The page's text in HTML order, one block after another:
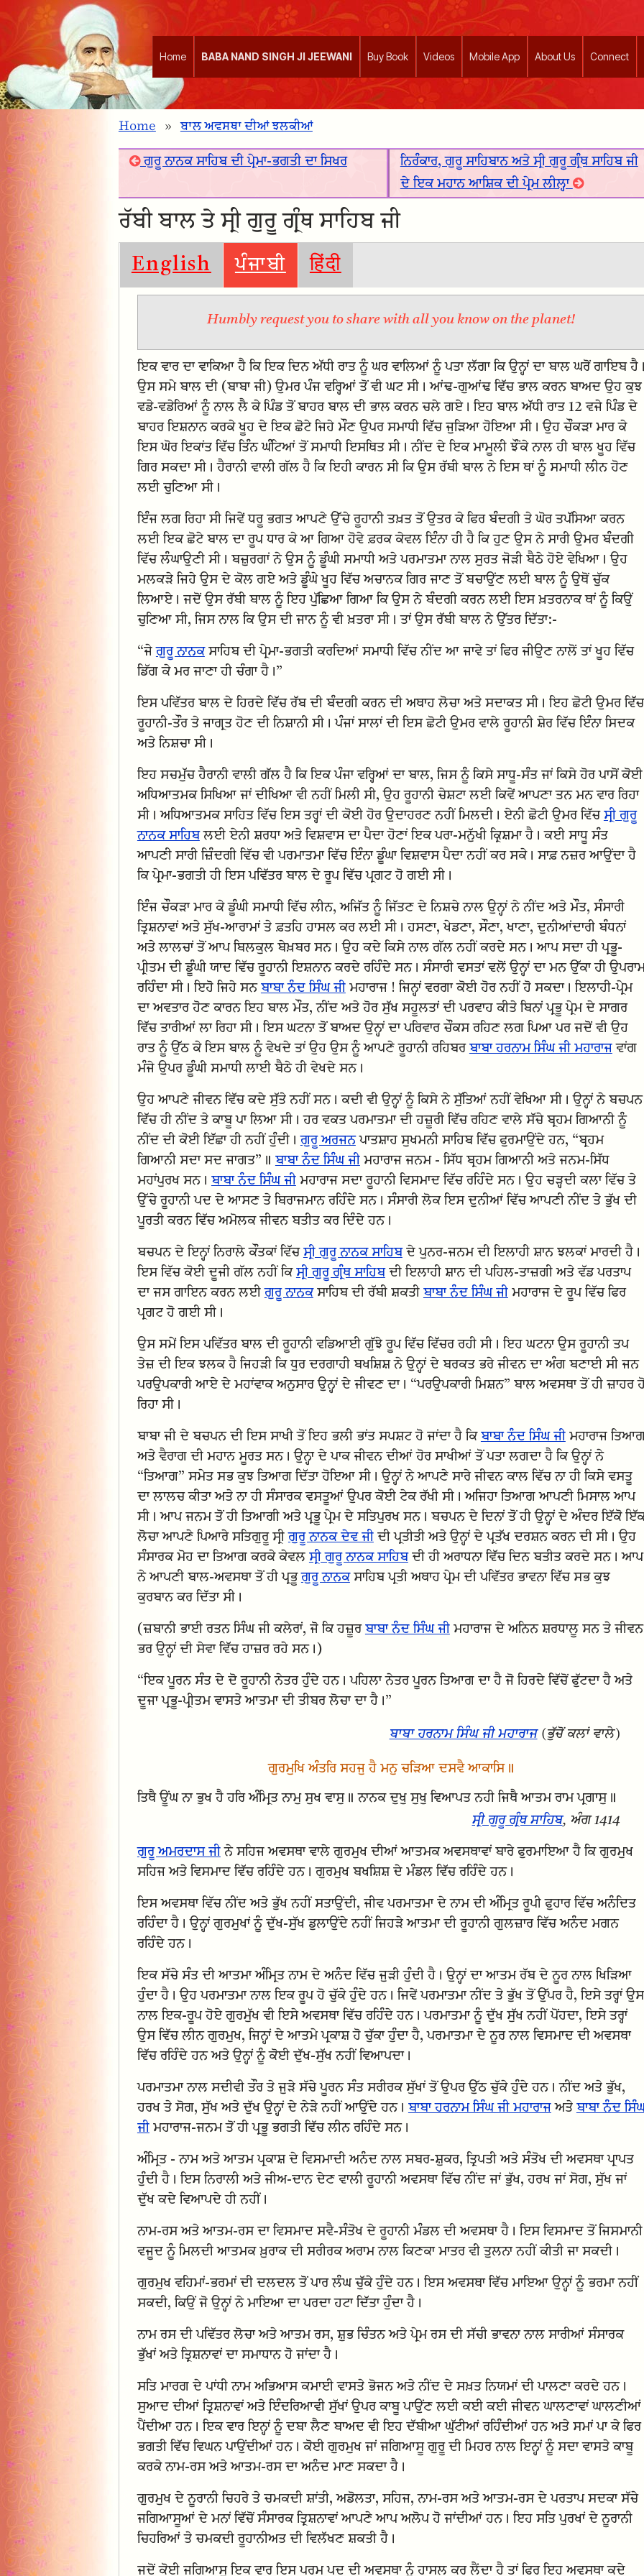
Home BABA NAND SINGH JI JEEWANI Buy Book Videos Mobile App About Us Connect
Home »ਬਾਲ ਅਵਸਥਾ ਦੀਆਂ ਝਲਕੀਆਂ
ਗੁਰੂ ਨਾਨਕ ਸਾਹਿਬ ਦੀ ਪ੍ਰੇਮਾ-ਭਗਤੀ ਦਾ ਸਿਖਰ
ਨਿਰੰਕਾਰ, ਗੁਰੂ ਸਾਹਿਬਾਨ ਅਤੇ ਸ੍ਰੀ ਗੁਰੂ ਗ੍ਰੰਥ ਸਾਹਿਬ ਜੀ
ਦੇ ਇਕ ਮਹਾਨ ਆਸ਼ਿਕ ਦੀ ਪ੍ਰੇਮ ਲੀਲ੍ਹਾ
ਰੱਬੀ ਬਾਲ ਤੇ ਸ੍ਰੀ ਗੁਰੂ ਗ੍ਰੰਥ ਸਾਹਿਬ ਜੀ
English ਪੰਜਾਬੀ हिंदी
Humbly request you to share with all you know on the planet!
ਇਕ ਵਾਰ ਦਾ ਵਾਕਿਆ ਹੈ ਕਿ ਇਕ ਦਿਨ ਅੱਧੀ ਰਾਤ ਨੂੰ ਘਰ ਵਾਲਿਆਂ ਨੂੰ ਪਤਾ ਲੱਗਾ ਕਿ ਉਨ੍ਹਾਂ ਦਾ ਬਾਲ ਘਰੋਂ ਗਾਇਬ
ਉਸ ਸਮੇ ਬਾਲ ਦੀ (ਬਾਬਾ ਜੀ) ਉਮਰ ਪੰਜ ਵਰ੍ਹਿਆਂ ਤੋਂ ਵੀ ਘਟ ਸੀ। ਆਂਢ-ਗੁਆਂਢ ਵਿੱਚ ਭਾਲ ਕਰਨ ਬਾਅਦ ਉਹ ਕੁਝ
ਵਡੇ-ਵਡੇਰਿਆਂ ਨੂੰ ਨਾਲ ਲੈ ਕੇ ਪਿੰਡ ਤੋਂ ਬਾਹਰ ਬਾਲ ਦੀ ਭਾਲ ਕਰਨ ਚਲੇ ਗਏ। ਇਹ ਬਾਲ ਅੱਧੀ ਰਾਤ 12 ਵਜੇ ਪਿੰਡ ਦੇ
ਬਾਹਰ ਇਸ਼ਨਾਨ ਕਰਕੇ ਖੂਹ ਦੇ ਇਕ ਛੋਟੇ ਜਿਹੇ ਮੌਣ ਉਪਰ ਸਮਾਧੀ ਵਿੱਚ ਜੁੜਿਆ ਹੋਇਆ ਸੀ। ਉਹ ਚੌਕੜਾ ਮਾਰ ਕੇ
ਇਸ ਘੋਰ ਇਕਾਂਤ ਵਿੱਚ ਤਿੰਨ ਘੰਟਿਆਂ ਤੋਂ ਸਮਾਧੀ ਇਸਥਿਤ ਸੀ। ਨੀਂਦ ਦੇ ਇਕ ਮਾਮੂਲੀ ਝੌਂਕੇ ਨਾਲ ਹੀ ਬਾਲ ਖੂਹ ਵਿੱਚ
ਗਿਰ ਸਕਦਾ ਸੀ। ਹੈਰਾਨੀ ਵਾਲੀ ਗੱਲ ਹੈ ਕਿ ਇਹੀ ਕਾਰਨ ਸੀ ਕਿ ਉਸ ਰੱਬੀ ਬਾਲ ਨੇ ਇਸ ਥਾਂ ਨੂੰ ਸਮਾਧੀ ਲੀਨ ਹੋਣ
ਲਈ ਚੁਣਿਆ ਸੀ।
ਇੰਜ ਲਗ ਰਿਹਾ ਸੀ ਜਿਵੇਂ ਧਰੂ ਭਗਤ ਆਪਣੇ ਉੱਚੇ ਰੂਹਾਨੀ ਤਖ਼ਤ ਤੋਂ ਉਤਰ ਕੇ ਫਿਰ ਬੰਦਗੀ ਤੇ ਘੋਰ ਤਪੱਸਿਆ ਕਰਨ
ਲਈ ਇਕ ਛੋਟੇ ਬਾਲ ਦਾ ਰੂਪ ਧਾਰ ਕੇ ਆ ਗਿਆ ਹੋਵੇ ਫ਼ਰਕ ਕੇਵਲ ਇੰਨਾ ਹੀ ਹੈ ਕਿ ਹੁਣ ਉਸ ਨੇ ਸਾਰੀ ਉਮਰ ਬੰਦਗੀ
ਵਿੱਚ ਲੰਘਾਉਣੀ ਸੀ। ਬਜ਼ੁਰਗਾਂ ਨੇ ਉਸ ਨੂੰ ਡੂੰਘੀ ਸਮਾਧੀ ਅਤੇ ਪਰਮਾਤਮਾ ਨਾਲ ਸੁਰਤ ਜੋੜੀ ਬੈਠੇ ਹੋਏ ਵੇਖਿਆ। ਉਹ
ਮਲਕੜੇ ਜਿਹੇ ਉਸ ਦੇ ਕੋਲ ਗਏ ਅਤੇ ਡੂੰਘੇ ਖੂਹ ਵਿੱਚ ਅਚਾਨਕ ਗਿਰ ਜਾਣ ਤੋਂ ਬਚਾਉਂਣ ਲਈ ਬਾਲ ਨੂੰ ਉਥੋਂ ਚੁੱਕ
ਲਿਆਏ। ਜਦੋਂ ਉਸ ਰੱਬੀ ਬਾਲ ਨੂੰ ਇਹ ਪੁੱਛਿਆ ਗਿਆ ਕਿ ਉਸ ਨੇ ਬੰਦਗੀ ਕਰਨ ਲਈ ਇਸ ਖ਼ਤਰਨਾਕ ਥਾਂ ਨੂੰ ਕਿਉਂ
ਚੁਣਿਆ ਸੀ, ਜਿਸ ਨਾਲ ਕਿ ਉਸ ਦੀ ਜਾਨ ਨੂੰ ਵੀ ਖ਼ਤਰਾ ਸੀ। ਤਾਂ ਉਸ ਰੱਬੀ ਬਾਲ ਨੇ ਉੱਤਰ ਦਿੱਤਾ:-
“ਜੇਗੁਰੂ ਨਾਨਕਸਾਹਿਬ ਦੀ ਪ੍ਰੇਮਾ-ਭਗਤੀ ਕਰਦਿਆਂ ਸਮਾਧੀ ਵਿੱਚ ਨੀਂਦ ਆ ਜਾਵੇ ਤਾਂ ਫਿਰ ਜੀਉਣ ਨਾਲੋਂ ਤਾਂ ਖੂਹ ਵਿੱਚ
ਡਿੱਗ ਕੇ ਮਰ ਜਾਣਾ ਹੀ ਚੰਗਾ ਹੈ।”
ਇਸ ਪਵਿੱਤਰ ਬਾਲ ਦੇ ਹਿਰਦੇ ਵਿੱਚ ਰੱਬ ਦੀ ਬੰਦਗੀ ਕਰਨ ਦੀ ਅਥਾਹ ਲੋਚਾ ਅਤੇ ਸਦਾਕਤ ਸੀ। ਇਹ ਛੋਟੀ ਉਮਰ ਵਿੱਚ
ਰੂਹਾਨੀ-ਤੌਰ ਤੇ ਜਾਗ੍ਰਤ ਹੋਣ ਦੀ ਨਿਸ਼ਾਨੀ ਸੀ। ਪੰਜਾਂ ਸਾਲਾਂ ਦੀ ਇਸ ਛੋਟੀ ਉਮਰ ਵਾਲੇ ਰੂਹਾਨੀ ਸ਼ੇਰ ਵਿੱਚ ਇੰਨਾ ਸਿਦਕ
ਅਤੇ ਨਿਸ਼ਚਾ ਸੀ।
ਇਹ ਸਚਮੁੱਚ ਹੈਰਾਨੀ ਵਾਲੀ ਗੱਲ ਹੈ ਕਿ ਇਕ ਪੰਜਾ ਵਰ੍ਹਿਆਂ ਦਾ ਬਾਲ, ਜਿਸ ਨੂੰ ਕਿਸੇ ਸਾਧੂ-ਸੰਤ ਜਾਂ ਕਿਸੇ ਹੋਰ ਪਾਸੋਂ ਕੋਈ
ਅਧਿਆਤਮਕ ਸਿਖਿਆ ਜਾਂ ਦੀਖਿਆ ਵੀ ਨਹੀਂ ਮਿਲੀ ਸੀ, ਉਹ ਰੂਹਾਨੀ ਚੇਸ਼ਟਾ ਲਈ ਕਿਵੇਂ ਆਪਣਾ ਤਨ ਮਨ ਵਾਰ ਰਿਹਾ
ਸੀ। ਅਧਿਆਤਮਕ ਸਾਹਿਤ ਵਿੱਚ ਇਸ ਤਰ੍ਹਾਂ ਦੀ ਕੋਈ ਹੋਰ ਉਦਾਹਰਣ ਨਹੀਂ ਮਿਲਦੀ। ਏਨੀ ਛੋਟੀ ਉਮਰ ਵਿੱਚ ਸ੍ਰੀ ਗੁਰੂ
ਨਾਨਕ ਸਾਹਿਬਲਈ ਏਨੀ ਸ਼ਰਧਾ ਅਤੇ ਵਿਸ਼ਵਾਸ ਦਾ ਪੈਦਾ ਹੋਣਾਂ ਇਕ ਪਰਾ-ਮਨੁੱਖੀ ਕ੍ਰਿਸ਼ਮਾ ਹੈ। ਕਈ ਸਾਧੂ ਸੰਤ
ਆਪਣੀ ਸਾਰੀ ਜ਼ਿੰਦਗੀ ਵਿੱਚ ਵੀ ਪਰਮਾਤਮਾ ਵਿੱਚ ਇੰਨਾ ਡੂੰਘਾ ਵਿਸ਼ਵਾਸ ਪੈਦਾ ਨਹੀਂ ਕਰ ਸਕੇ। ਸਾਫ਼ ਨਜ਼ਰ ਆਉਂਦਾ ਹੈ
ਕਿ ਪ੍ਰੇਮਾ-ਭਗਤੀ ਹੀ ਇਸ ਪਵਿੱਤਰ ਬਾਲ ਦੇ ਰੂਪ ਵਿੱਚ ਪ੍ਰਗਟ ਹੋ ਗਈ ਸੀ।
ਇੰਜ ਚੌਕੜਾ ਮਾਰ ਕੇ ਡੂੰਘੀ ਸਮਾਧੀ ਵਿੱਚ ਲੀਨ, ਅਜਿੱਤ ਨੂੰ ਜਿੱਤਣ ਦੇ ਨਿਸ਼ਚੇ ਨਾਲ ਉਨ੍ਹਾਂ ਨੇ ਨੀਂਦ ਅਤੇ ਮੌਤ, ਸੰਸਾਰੀ
ਤ੍ਰਿਸ਼ਨਾਵਾਂ ਅਤੇ ਸੁੱਖ-ਆਰਾਮਾਂ ਤੇ ਫ਼ਤਹਿ ਹਾਸਲ ਕਰ ਲਈ ਸੀ। ਹਸਣਾ, ਖੇਡਣਾ, ਸੌਣਾ, ਖਾਣਾ, ਦੁਨੀਆਂਦਾਰੀ ਬੰਧਨਾਂ
ਅਤੇ ਲਾਲਚਾਂ ਤੋਂ ਆਪ ਬਿਲਕੁਲ ਬੇਖ਼ਬਰ ਸਨ। ਉਹ ਕਦੇ ਕਿਸੇ ਨਾਲ ਗੱਲ ਨਹੀਂ ਕਰਦੇ ਸਨ। ਆਪ ਸਦਾ ਹੀ ਪ੍ਰਭੂ-
ਪ੍ਰੀਤਮ ਦੀ ਡੂੰਘੀ ਯਾਦ ਵਿੱਚ ਰੂਹਾਨੀ ਇਸ਼ਨਾਨ ਕਰਦੇ ਰਹਿੰਦੇ ਸਨ। ਸੰਸਾਰੀ ਵਸਤਾਂ ਵਲੋਂ ਉਨ੍ਹਾਂ ਦਾ ਮਨ ਉੱਕਾ ਹੀ
ਰਹਿੰਦਾ ਸੀ। ਇਹੋ ਜਿਹੇ ਸਨ ਬਾਬਾ ਨੰਦ ਸਿੰਘ ਜੀਮਹਾਰਾਜ ! ਜਿਨ੍ਹਾਂ ਵਰਗਾ ਕੋਈ ਹੋਰ ਨਹੀਂ ਹੋ ਸਕਦਾ। ਇਲਾਹੀ-ਪ੍ਰੇਮ
ਦਾ ਅਵਤਾਰ ਹੋਣ ਕਾਰਨ ਇਹ ਬਾਲ ਮੌਤ, ਨੀਂਦ ਅਤੇ ਹੋਰ ਸੁੱਖ ਸਹੂਲਤਾਂ ਦੀ ਪਰਵਾਹ ਕੀਤੇ ਬਿਨਾਂ ਪ੍ਰਭੂ ਪ੍ਰੇਮ ਦੇ ਸਾਗਰ
ਵਿੱਚ ਤਾਰੀਆਂ ਲਾ ਰਿਹਾ ਸੀ। ਇਸ ਘਟਨਾ ਤੋਂ ਬਾਅਦ ਉਨ੍ਹਾਂ ਦਾ ਪਰਿਵਾਰ ਚੌਕਸ ਰਹਿਣ ਲਗ ਪਿਆ ਪਰ ਜਦੋਂ ਵੀ ਉਹ
ਰਾਤ ਨੂੰ ਉੱਠ ਕੇ ਇਸ ਬਾਲ ਨੂੰ ਵੇਖਦੇ ਤਾਂ ਉਹ ਉਸ ਨੂੰ ਆਪਣੇ ਰੂਹਾਨੀ ਰਹਿਬਰ ਬਾਬਾ ਹਰਨਾਮ ਸਿੰਘ ਜੀ ਮਹਾਰਾਜਵਾਂਗ
ਮੰਜੇ ਉਪਰ ਡੂੰਘੀ ਸਮਾਧੀ ਲਾਈ ਬੈਠੇ ਹੀ ਵੇਖਦੇ ਸਨ।
ਉਹ ਆਪਣੇ ਜੀਵਨ ਵਿੱਚ ਕਦੇ ਸੁੱਤੇ ਨਹੀਂ ਸਨ। ਕਦੀ ਵੀ ਉਨ੍ਹਾਂ ਨੂੰ ਕਿਸੇ ਨੇ ਸੁੱਤਿਆਂ ਨਹੀਂ ਵੇਖਿਆ ਸੀ। ਉਨ੍ਹਾਂ ਨੇ ਬਚਪਨ
ਵਿੱਚ ਹੀ ਨੀਂਦ ਤੇ ਕਾਬੂ ਪਾ ਲਿਆ ਸੀ। ਹਰ ਵਕਤ ਪਰਮਾਤਮਾ ਦੀ ਹਜ਼ੂਰੀ ਵਿੱਚ ਰਹਿਣ ਵਾਲੇ ਸੱਚੇ ਬ੍ਰਹਮ ਗਿਆਨੀ ਨੂੰ
ਨੀਂਦ ਦੀ ਕੋਈ ਇੱਛਾ ਹੀ ਨਹੀਂ ਹੁੰਦੀ।ਗੁਰੂ ਅਰਜਨਪਾਤਸ਼ਾਹ ਸੁਖਮਨੀ ਸਾਹਿਬ ਵਿੱਚ ਫੁਰਮਾਉਂਦੇ ਹਨ, “ਬ੍ਰਹਮ
ਗਿਆਨੀ ਸਦਾ ਸਦ ਜਾਗਤ”॥ ਬਾਬਾ ਨੰਦ ਸਿੰਘ ਜੀਮਹਾਰਾਜ ਜਨਮ - ਸਿੱਧ ਬ੍ਰਹਮ ਗਿਆਨੀ ਅਤੇ ਜਨਮ-ਸਿੱਧ
ਮਹਾਂਪੁਰਖ ਸਨ। ਬਾਬਾ ਨੰਦ ਸਿੰਘ ਜੀਮਹਾਰਾਜ ਸਦਾ ਰੂਹਾਨੀ ਵਿਸਮਾਦ ਵਿੱਚ ਰਹਿੰਦੇ ਸਨ। ਉਹ ਚੜ੍ਹਦੀ ਕਲਾ ਵਿੱਚ ਤੇ
ਉੱਚੇ ਰੂਹਾਨੀ ਪਦ ਦੇ ਆਸਣ ਤੇ ਬਿਰਾਜਮਾਨ ਰਹਿੰਦੇ ਸਨ। ਸੰਸਾਰੀ ਲੋਕ ਇਸ ਦੁਨੀਆਂ ਵਿੱਚ ਆਪਣੀ ਨੀਂਦ ਤੇ ਭੁੱਖ ਦੀ
ਪੂਰਤੀ ਕਰਨ ਵਿੱਚ ਅਮੋਲਕ ਜੀਵਨ ਬਤੀਤ ਕਰ ਦਿੰਦੇ ਹਨ।
ਬਚਪਨ ਦੇ ਇਨ੍ਹਾਂ ਨਿਰਾਲੇ ਕੌਤਕਾਂ ਵਿੱਚ ਸ੍ਰੀ ਗੁਰੂ ਨਾਨਕ ਸਾਹਿਬਦੇ ਪੁਨਰ-ਜਨਮ ਦੀ ਇਲਾਹੀ ਸ਼ਾਨ ਝਲਕਾਂ ਮਾਰਦੀ ਹੈ।
ਇਸ ਵਿੱਚ ਕੋਈ ਦੂਜੀ ਗੱਲ ਨਹੀਂ ਕਿ ਸ੍ਰੀ ਗੁਰੂ ਗ੍ਰੰਥ ਸਾਹਿਬਦੀ ਇਲਾਹੀ ਸ਼ਾਨ ਦੀ ਪਹਿਲ-ਤਾਜ਼ਗੀ ਅਤੇ ਵੱਡ ਪਰਤਾਪ
ਦਾ ਜਸ ਗਾਇਨ ਕਰਨ ਲਈਗੁਰੂ ਨਾਨਕਸਾਹਿਬ ਦੀ ਰੱਬੀ ਸ਼ਕਤੀ ਬਾਬਾ ਨੰਦ ਸਿੰਘ ਜੀਮਹਾਰਾਜ ਦੇ ਰੂਪ ਵਿੱਚ ਫਿਰ
ਪ੍ਰਗਟ ਹੋ ਗਈ ਸੀ।
ਉਸ ਸਮੇਂ ਇਸ ਪਵਿੱਤਰ ਬਾਲ ਦੀ ਰੂਹਾਨੀ ਵਡਿਆਈ ਗੁੱਝੇ ਰੂਪ ਵਿੱਚ ਵਿੱਚਰ ਰਹੀ ਸੀ। ਇਹ ਘਟਨਾ ਉਸ ਰੂਹਾਨੀ ਤਪ
ਤੇਜ਼ ਦੀ ਇਕ ਝਲਕ ਹੈ ਜਿਹੜੀ ਕਿ ਧੁਰ ਦਰਗਾਹੀ ਬਖਸ਼ਿਸ਼ ਨੇ ਉਨ੍ਹਾਂ ਦੇ ਬਰਕਤ ਭਰੇ ਜੀਵਨ ਦਾ ਅੰਗ ਬਣਾਈ ਸੀ ਜਨ
ਪਰਉਪਕਾਰੀ ਆਏ ਦੇ ਮਹਾਂਵਾਕ ਅਨੁਸਾਰ ਉਨ੍ਹਾਂ ਦੇ ਜੀਵਣ ਦਾ। “ਪਰਉਪਕਾਰੀ ਮਿਸ਼ਨ” ਬਾਲ ਅਵਸਥਾ ਤੋਂ ਹੀ ਜ਼ਾਹਰ
ਰਿਹਾ ਸੀ।
ਬਾਬਾ ਜੀ ਦੇ ਬਚਪਨ ਦੀ ਇਸ ਸਾਖੀ ਤੋਂ ਇਹ ਭਲੀ ਭਾਂਤ ਸਪਸ਼ਟ ਹੋ ਜਾਂਦਾ ਹੈ ਕਿ ਬਾਬਾ ਨੰਦ ਸਿੰਘ ਜੀਮਹਾਰਾਜ
ਅਤੇ ਵੈਰਾਗ ਦੀ ਮਹਾਨ ਮੂਰਤ ਸਨ। ਉਨ੍ਹਾ ਦੇ ਪਾਕ ਜੀਵਨ ਦੀਆਂ ਹੋਰ ਸਾਖੀਆਂ ਤੋਂ ਪਤਾ ਲਗਦਾ ਹੈ ਕਿ ਉਨ੍ਹਾਂ ਨੇ
“ਤਿਆਗ” ਸਮੇਤ ਸਭ ਕੁਝ ਤਿਆਗ ਦਿੱਤਾ ਹੋਇਆ ਸੀ। ਉਨ੍ਹਾਂ ਨੇ ਆਪਣੇ ਸਾਰੇ ਜੀਵਨ ਕਾਲ ਵਿੱਚ ਨਾ ਹੀ ਕਿਸੇ ਵਸਤੂ
ਦਾ ਲਾਲਚ ਕੀਤਾ ਅਤੇ ਨਾ ਹੀ ਸੰਸਾਰਕ ਵਸਤੂਆਂ ਉਪਰ ਕੋਈ ਟੇਕ ਰੱਖੀ ਸੀ। ਅਜਿਹਾ ਤਿਆਗ ਆਪਣੀ ਮਿਸਾਲ ਆਪ
ਸੀ। ਆਪ ਜਨਮ ਤੋਂ ਹੀ ਤਿਆਗੀ ਅਤੇ ਪ੍ਰਭੂ ਪ੍ਰੇਮ ਦੇ ਸਤਿਪੁਰਖ ਸਨ। ਬਚਪਨ ਦੇ ਦਿਨਾਂ ਤੋਂ ਹੀ ਉਨ੍ਹਾਂ ਦੇ ਅੰਦਰ ਇੱਕੋ
ਲੋਚਾ ਆਪਣੇ ਪਿਆਰੇ ਸਤਿਗੁਰੂ ਸ੍ਰੀਗੁਰੂ ਨਾਨਕ ਦੇਵ ਜੀਦੀ ਪ੍ਰਤੀਤੀ ਅਤੇ ਉਨ੍ਹਾਂ ਦੇ ਪ੍ਰਤੱਖ ਦਰਸ਼ਨ ਕਰਨ ਦੀ ਸੀ। ਉਹ
ਸੰਸਾਰਕ ਮੋਹ ਦਾ ਤਿਆਗ ਕਰਕੇ ਕੇਵਲ ਸ੍ਰੀ ਗੁਰੂ ਨਾਨਕ ਸਾਹਿਬਦੀ ਹੀ ਅਰਾਧਨਾ ਵਿੱਚ ਦਿਨ ਬਤੀਤ ਕਰਦੇ ਸਨ। ਆਪ
ਨੇ ਆਪਣੀ ਬਾਲ-ਅਵਸਥਾ ਤੋਂ ਹੀ ਪ੍ਰਭੂਗੁਰੂ ਨਾਨਕਸਾਹਿਬ ਪ੍ਰਤੀ ਅਥਾਹ ਪ੍ਰੇਮ ਦੀ ਪਵਿੱਤਰ ਭਾਵਨਾ ਵਿੱਚ ਸਭ ਕੁਝ
ਕੁਰਬਾਨ ਕਰ ਦਿੱਤਾ ਸੀ।
(ਜ਼ਬਾਨੀ ਭਾਈ ਰਤਨ ਸਿੰਘ ਜੀ ਕਲੇਰਾਂ, ਜੋ ਕਿ ਹਜ਼ੂਰ ਬਾਬਾ ਨੰਦ ਸਿੰਘ ਜੀਮਹਾਰਾਜ ਦੇ ਅਨਿਨ ਸ਼ਰਧਾਲੂ ਸਨ ਤੇ ਜੀਵਨ
ਭਰ ਉਨ੍ਹਾਂ ਦੀ ਸੇਵਾ ਵਿੱਚ ਹਾਜ਼ਰ ਰਹੇ ਸਨ।)
“ਇਕ ਪੂਰਨ ਸੰਤ ਦੇ ਦੋ ਰੂਹਾਨੀ ਨੇਤਰ ਹੁੰਦੇ ਹਨ। ਪਹਿਲਾ ਨੇਤਰ ਪੂਰਨ ਤਿਆਗ ਦਾ ਹੈ ਜੋ ਹਿਰਦੇ ਵਿੱਚੋਂ ਫੁੱਟਦਾ ਹੈ ਅਤੇ
ਦੂਜਾ ਪ੍ਰਭੂ-ਪ੍ਰੀਤਮ ਵਾਸਤੇ ਆਤਮਾ ਦੀ ਤੀਬਰ ਲੋਚਾ ਦਾ ਹੈ।”
ਬਾਬਾ ਹਰਨਾਮ ਸਿੰਘ ਜੀ ਮਹਾਰਾਜ(ਭੁੱਚੋਂ ਕਲਾਂ ਵਾਲੇ)
ਗੁਰਮੁਖਿ ਅੰਤਰਿ ਸਹਜੁ ਹੈ ਮਨੁ ਚੜਿਆ ਦਸਵੈ ਆਕਾਸਿ॥
ਤਿਥੈ ਊਂਘ ਨਾ ਭੁਖ ਹੈ ਹਰਿ ਅੰਮ੍ਰਿਤ ਨਾਮੁ ਸੁਖ ਵਾਸੁ॥ ਨਾਨਕ ਦੁਖੁ ਸੁਖੁ ਵਿਆਪਤ ਨਹੀ ਜਿਥੈ ਆਤਮ ਰਾਮ ਪ੍ਰਗਾਸੁ॥
ਸ੍ਰੀ ਗੁਰੂ ਗ੍ਰੰਥ ਸਾਹਿਬ, ਅੰਗ 1414
ਗੁਰੂ ਅਮਰਦਾਸ ਜੀਨੇ ਸਹਿਜ ਅਵਸਥਾ ਵਾਲੇ ਗੁਰਮੁਖ ਦੀਆਂ ਆਤਮਕ ਅਵਸਥਾਵਾਂ ਬਾਰੇ ਫੁਰਮਾਇਆ ਹੈ ਕਿ ਗੁਰਮੁਖ
ਸਹਿਜ ਅਤੇ ਵਿਸਮਾਦ ਵਿੱਚ ਰਹਿੰਦੇ ਹਨ। ਗੁਰਮੁਖ ਬਖਸ਼ਿਸ਼ ਦੇ ਮੰਡਲ ਵਿੱਚ ਰਹਿੰਦੇ ਹਨ।
ਇਸ ਅਵਸਥਾ ਵਿੱਚ ਨੀਂਦ ਅਤੇ ਭੁੱਖ ਨਹੀਂ ਸਤਾਉਂਦੀ, ਜੀਵ ਪਰਮਾਤਮਾ ਦੇ ਨਾਮ ਦੀ ਅੰਮ੍ਰਿਤ ਰੂਪੀ ਫੁਹਾਰ ਵਿੱਚ ਅਨੰਦਿਤ
ਰਹਿੰਦਾ ਹੈ। ਉਨ੍ਹਾਂ ਗੁਰਮੁਖਾਂ ਨੂੰ ਦੁੱਖ-ਸੁੱਖ ਡੁਲਾਉਂਦੇ ਨਹੀਂ ਜਿਹੜੇ ਆਤਮਾ ਦੀ ਰੂਹਾਨੀ ਗੁਲਜ਼ਾਰ ਵਿੱਚ ਅਨੰਦ ਮਗਨ
ਰਹਿੰਦੇ ਹਨ।
ਇਕ ਸੱਚੇ ਸੰਤ ਦੀ ਆਤਮਾ ਅੰਮ੍ਰਿਤ ਨਾਮ ਦੇ ਅਨੰਦ ਵਿੱਚ ਜੁੜੀ ਹੁੰਦੀ ਹੈ। ਉਨ੍ਹਾਂ ਦਾ ਆਤਮ ਰੱਬ ਦੇ ਨੂਰ ਨਾਲ ਖਿੜਿਆ
ਹੁੰਦਾ ਹੈ। ਉਹ ਪਰਮਾਤਮਾ ਨਾਲ ਇਕ ਰੂਪ ਹੋ ਚੁੱਕੇ ਹੁੰਦੇ ਹਨ। ਜਿਵੇਂ ਪਰਮਾਤਮਾ ਨੀਂਦ ਤੇ ਭੁੱਖ ਤੋਂ ਉੱਪਰ ਹੈ, ਇਸੇ ਤਰ੍ਹਾਂ ਉਸ
ਨਾਲ ਇਕ-ਰੂਪ ਹੋਏ ਗੁਰਮੁੱਖ ਵੀ ਇਸੇ ਅਵਸਥਾ ਵਿੱਚ ਰਹਿੰਦੇ ਹਨ। ਪਰਮਾਤਮਾ ਨੂੰ ਦੁੱਖ ਸੁੱਖ ਨਹੀਂ ਪੋਂਹਦਾ, ਇਸੇ ਤਰ੍ਹਾਂ
ਉਸ ਵਿੱਚ ਲੀਨ ਗੁਰਮੁਖ, ਜਿਨ੍ਹਾਂ ਦੇ ਆਤਮੇ ਪ੍ਰਕਾਸ਼ ਹੋ ਚੁੱਕਾ ਹੁੰਦਾ ਹੈ, ਪਰਮਾਤਮਾ ਦੇ ਨੂਰ ਨਾਲ ਵਿਸਮਾਦ ਦੀ ਅਵਸਥਾ
ਵਿੱਚ ਰਹਿੰਦੇ ਹਨ ਅਤੇ ਉਨ੍ਹਾਂ ਨੂੰ ਕੋਈ ਦੁੱਖ-ਸੁੱਖ ਨਹੀਂ ਵਿਆਪਦਾ।
ਪਰਮਾਤਮਾ ਨਾਲ ਸਦੀਵੀ ਤੌਰ ਤੇ ਜੁੜੇ ਸੱਚੇ ਪੂਰਨ ਸੰਤ ਸਰੀਰਕ ਸੁੱਖਾਂ ਤੋਂ ਉਪਰ ਉੱਠ ਚੁੱਕੇ ਹੁੰਦੇ ਹਨ। ਨੀਂਦ ਅਤੇ ਭੁੱਖ,
ਹਰਖ ਤੇ ਸੋਗ, ਸੁੱਖ ਅਤੇ ਦੁੱਖ ਉਨ੍ਹਾਂ ਦੇ ਨੇੜੇ ਨਹੀਂ ਆਉਂਦੇ ਹਨ। ਬਾਬਾ ਹਰਨਾਮ ਸਿੰਘ ਜੀ ਮਹਾਰਾਜਅਤੇ ਬਾਬਾ ਨੰਦ
ਜੀਮਹਾਰਾਜ-ਜਨਮ ਤੋਂ ਹੀ ਪ੍ਰਭੂ ਭਗਤੀ ਵਿੱਚ ਲੀਨ ਰਹਿੰਦੇ ਸਨ।
ਅੰਮ੍ਰਿਤ - ਨਾਮ ਅਤੇ ਆਤਮ ਪ੍ਰਕਾਸ਼ ਦੇ ਵਿਸਮਾਦੀ ਅਨੰਦ ਨਾਲ ਸਬਰ-ਸ਼ੁਕਰ, ਤ੍ਰਿਪਤੀ ਅਤੇ ਸੰਤੋਖ ਦੀ ਅਵਸਥਾ ਪ੍ਰਾਪਤ
ਹੁੰਦੀ ਹੈ। ਇਸ ਨਿਰਾਲੀ ਅਤੇ ਜੀਅ-ਦਾਨ ਦੇਣ ਵਾਲੀ ਰੂਹਾਨੀ ਅਵਸਥਾ ਵਿੱਚ ਨੀਂਦ ਜਾਂ ਭੁੱਖ, ਹਰਖ ਜਾਂ ਸੋਗ, ਸੁੱਖ ਜਾਂ
ਦੁੱਖ ਕਦੇ ਵਿਆਪਦੇ ਹੀ ਨਹੀਂ।
ਨਾਮ-ਰਸ ਅਤੇ ਆਤਮ-ਰਸ ਦਾ ਵਿਸਮਾਦ ਸਵੈ-ਸੰਤੋਖ ਦੇ ਰੂਹਾਨੀ ਮੰਡਲ ਦੀ ਅਵਸਥਾ ਹੈ। ਇਸ ਵਿਸਮਾਦ ਤੋਂ ਜਿਸਮਾਨੀ
ਵਜੂਦ ਨੂੰ ਮਿਲਦੀ ਆਤਮਕ ਖ਼ੁਰਾਕ ਦੀ ਸਰੀਰਕ ਅਰਾਮ ਨਾਲ ਕਿਣਕਾ ਮਾਤਰ ਵੀ ਤੁਲਨਾ ਨਹੀਂ ਕੀਤੀ ਜਾ ਸਕਦੀ।
ਗੁਰਮੁਖ ਵਹਿਮਾਂ-ਭਰਮਾਂ ਦੀ ਦਲਦਲ ਤੋਂ ਪਾਰ ਲੰਘ ਚੁੱਕੇ ਹੁੰਦੇ ਹਨ। ਇਸ ਅਵਸਥਾ ਵਿੱਚ ਮਾਇਆ ਉਨ੍ਹਾਂ ਨੂੰ ਭਰਮਾ ਨਹੀਂ
ਸਕਦੀ, ਕਿਉਂ ਜੋ ਉਨ੍ਹਾਂ ਨੇ ਮਾਇਆ ਦਾ ਪਰਦਾ ਹਟਾ ਦਿੱਤਾ ਹੁੰਦਾ ਹੈ।
ਨਾਮ ਰਸ ਦੀ ਪਵਿੱਤਰ ਲੋਚਾ ਅਤੇ ਆਤਮ ਰਸ, ਸ਼ੁਭ ਚਿੰਤਨ ਅਤੇ ਪ੍ਰੇਮ ਰਸ ਦੀ ਸੱਚੀ ਭਾਵਨਾ ਨਾਲ ਸਾਰੀਆਂ ਸੰਸਾਰਕ
ਭੁੱਖਾਂ ਅਤੇ ਤ੍ਰਿਸ਼ਨਾਵਾਂ ਦਾ ਸਮਾਧਾਨ ਹੋ ਜਾਂਦਾ ਹੈ।
ਸਤਿ ਮਾਰਗ ਦੇ ਪਾਂਧੀ ਨਾਮ ਅਭਿਆਸ ਕਮਾਈ ਵਾਸਤੇ ਭੋਜਨ ਅਤੇ ਨੀਂਦ ਦੇ ਸਖ਼ਤ ਨਿਯਮਾਂ ਦੀ ਪਾਲਣਾ ਕਰਦੇ ਹਨ।
ਸੁਆਦ ਦੀਆਂ ਤ੍ਰਿਸ਼ਨਾਵਾਂ ਅਤੇ ਇੰਦਰਿਆਵੀ ਸੁੱਖਾਂ ਉਪਰ ਕਾਬੂ ਪਾਉਂਣ ਲਈ ਕਈ ਕਈ ਜੀਵਨ ਘਾਲਣਾਵਾਂ ਘਾਲਣੀਆਂ
ਪੈਂਦੀਆ ਹਨ। ਇਕ ਵਾਰ ਇਨ੍ਹਾਂ ਨੂੰ ਦਬਾ ਲੈਣ ਬਾਅਦ ਵੀ ਇਹ ਦੱਬੀਆ ਘੁੱਟੀਆਂ ਰਹਿੰਦੀਆਂ ਹਨ ਅਤੇ ਸਮਾਂ ਪਾ ਕੇ ਫਿਰ
ਭਗਤੀ ਵਿੱਚ ਵਿਘਨ ਪਾਉਂਦੀਆਂ ਹਨ। ਕੋਈ ਗੁਰਮੁਖ ਜਾਂ ਜਗਿਆਸੂ ਗੁਰੂ ਦੀ ਮਿਹਰ ਨਾਲ ਇਨ੍ਹਾਂ ਨੂੰ ਸਦਾ ਵਾਸਤੇ ਕਾਬੂ
ਕਰਕੇ ਨਾਮ-ਰਸ ਅਤੇ ਆਤਮ-ਰਸ ਦਾ ਅਨੰਦ ਮਾਣ ਸਕਦਾ ਹੈ।
ਗੁਰਮੁਖ ਦੇ ਨੂਰਾਨੀ ਚਿਹਰੇ ਤੇ ਚਮਕਦੀ ਸ਼ਾਂਤੀ, ਅਡੋਲਤਾ, ਸਹਿਜ, ਨਾਮ-ਰਸ ਅਤੇ ਆਤਮ-ਰਸ ਦੇ ਪਰਤਾਪ ਸਦਕਾ ਸੱਚੇ
ਜਗਿਆਸੂਆਂ ਦੇ ਮਨਾਂ ਵਿੱਚੋਂ ਸੰਸਾਰਕ ਤ੍ਰਿਸ਼ਨਾਵਾਂ ਆਪਣੇ ਆਪ ਅਲੋਪ ਹੋ ਜਾਂਦੀਆਂ ਹਨ। ਇਹ ਸਤਿ ਪੁਰਖਾਂ ਦੇ ਨੂਰਾਨੀ
ਚਿਹਰਿਆਂ ਤੇ ਚਮਕਦੀ ਰੂਹਾਨੀਅਤ ਦੀ ਵਿਲੱਖਣ ਸ਼ਕਤੀ ਹੈ।
ਜਦੋਂ ਕੋਈ ਜਗਿਆਸੂ ਇਕ ਵਾਰ ਇਸ ਪਰਮ ਪਦ ਦੀ ਅਵਸਥਾ ਨੂੰ ਹਾਸਲ ਕਰ ਲੈਂਦਾ ਹੈ ਤਾਂ ਫਿਰ ਇਹ ਅਵਸਥਾ ਕਦੇ